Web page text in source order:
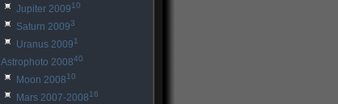
Jupiter 200910
Saturn 20093
Uranus 20091
Astrophoto 200840
Moon 200810
Mars 2007-200816